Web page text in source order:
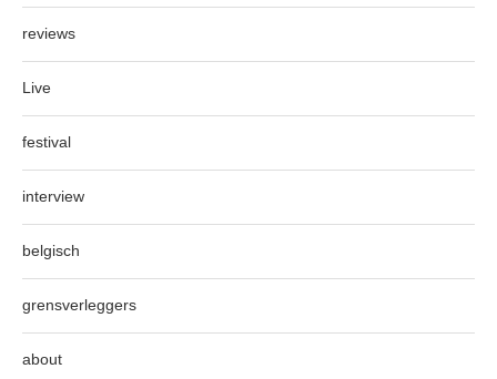
reviews
Live
festival
interview
belgisch
grensverleggers
about